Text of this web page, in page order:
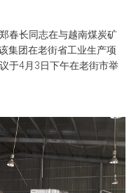
春长同志在与越南煤炭矿
集团在老街省工业生产项
于4月3日下午在老街市举